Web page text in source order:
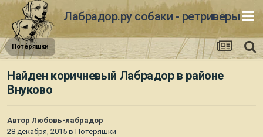
Лабрадор.ру собаки - ретриверы
Потеряшки
Найден коричневый Лабрадор в районе
Внуково
Автор Любовь-лабрадор
28 декабря, 2015 в Потеряшки